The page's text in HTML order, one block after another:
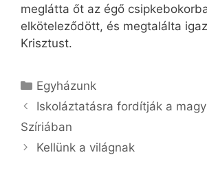
meglátta őt az égő
elköteleződött, és megtalálta
Krisztust.
Kategória
Egyházunk
Iskoláztatásra fordítják a
Szíriában
Kellünk a világnak